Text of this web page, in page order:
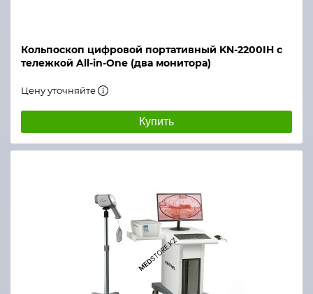
Кольпоскоп цифровой портативный KN-2200IH с
тележкой All-in-One (два монитора)
Цену уточняйте
Купить